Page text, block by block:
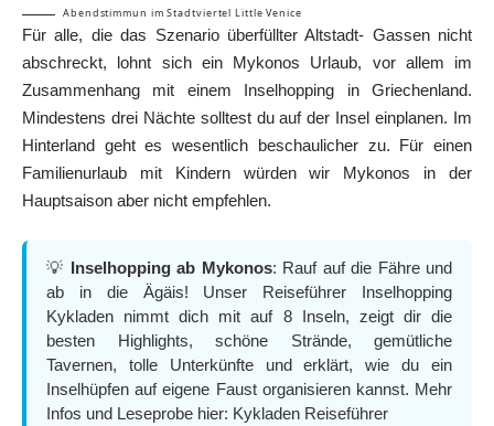
Abendstimmun im Stadtviertel Little Venice
Für alle, die das Szenario überfüllter Altstadt- Gassen nicht
abschreckt, lohnt sich ein Mykonos Urlaub, vor allem im
Zusammenhang mit einem Inselhopping in Griechenland.
Mindestens drei Nächte solltest du auf der Insel einplanen. Im
Hinterland geht es wesentlich beschaulicher zu. Für einen
Familienurlaub mit Kindern würden wir Mykonos in der
Hauptsaison aber nicht empfehlen.
💡 Inselhopping ab Mykonos: Rauf auf die Fähre und
ab in die Ägäis! Unser Reiseführer Inselhopping
Kykladen nimmt dich mit auf 8 Inseln, zeigt dir die
besten Highlights, schöne Strände, gemütliche
Tavernen, tolle Unterkünfte und erklärt, wie du ein
Inselhüpfen auf eigene Faust organisieren kannst. Mehr
Infos und Leseprobe hier: Kykladen Reiseführer